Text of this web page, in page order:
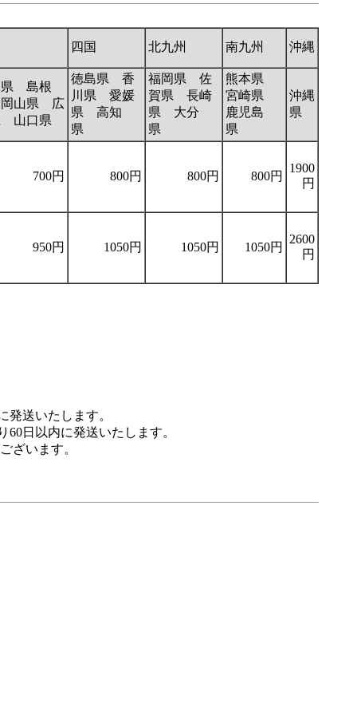
四国 北九州 南九州 沖縄
県 島根
山県 広
山口県
徳島県 香
川県 愛媛
県 高知
県
福岡県 佐
賀県 長崎
県 大分
県
熊本県
宮崎県
鹿児島
県
沖縄
県
700円 800円 800円 800円
1900
円
950円 1050円 1050円 1050円
2600
円
送いたします。
日以内に発送いたします。
ざいます。